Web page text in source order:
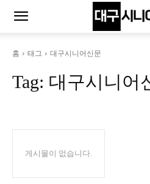
홈 태그 대구시니어신문
Tag: 대구시니어
게시물이 없습니다.